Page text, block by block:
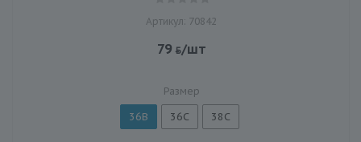
Артикул: 70842
79 /шт
Размер
36B 36C 38C